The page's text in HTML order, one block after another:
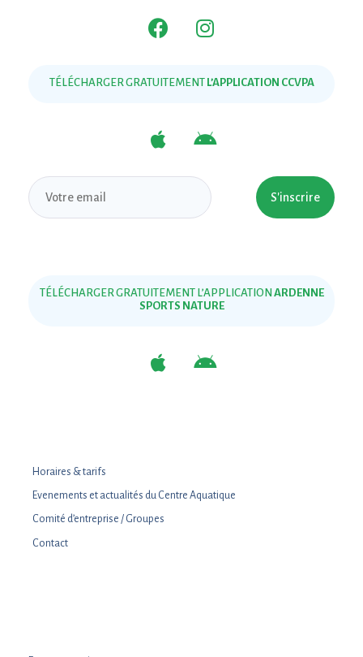
TÉLÉCHARGER GRATUITEMENT L’APPLICATION CCVPA
S'inscrire
TÉLÉCHARGER GRATUITEMENT L’APPLICATIONARDENNE
SPORTS NATURE
Horaires & tarifs
Evenements et actualités du Centre Aquatique
Comité d’entreprise / Groupes
Contact